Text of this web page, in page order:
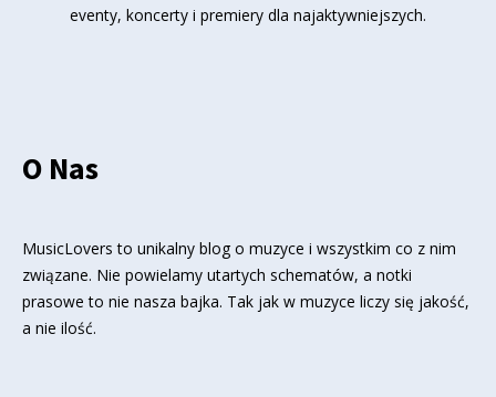
eventy, koncerty i premiery dla najaktywniejszych.
O Nas
MusicLovers to unikalny blog o muzyce i wszystkim co z nim
związane. Nie powielamy utartych schematów, a notki
prasowe to nie nasza bajka. Tak jak w muzyce liczy się jakość,
a nie ilość.